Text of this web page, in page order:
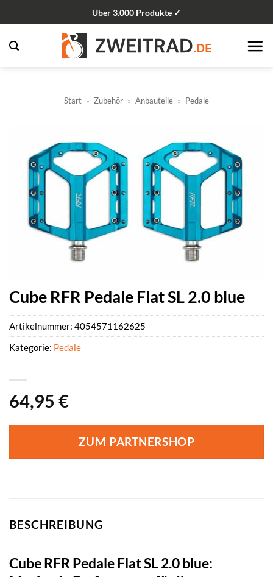
Inhalt
springen
Über 3.000 Produkte ✓
Start » Zubehör » Anbauteile » Pedale
Cube RFR Pedale Flat SL 2.0 blue
64,95 €
ZUM PARTNERSHOP
Artikelnummer: 4054571162625
Kategorie: Pedale
BESCHREIBUNG
Cube RFR Pedale Flat SL 2.0 blue: